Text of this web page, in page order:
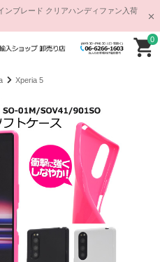
ンブレード クリアハンディファン入荷
0
Xperia 5